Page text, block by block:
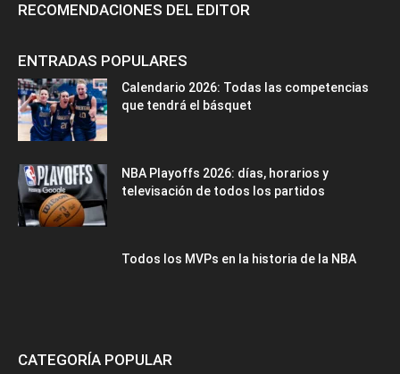
RECOMENDACIONES DEL EDITOR
ENTRADAS POPULARES
Calendario 2026: Todas las competencias
que tendrá el básquet
NBA Playoffs 2026: días, horarios y
televisación de todos los partidos
Todos los MVPs en la historia de la NBA
CATEGORÍA POPULAR